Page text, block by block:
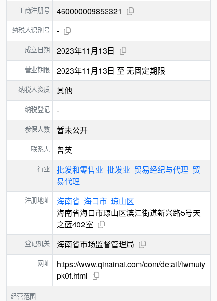
工商注册号 460000009853321
纳税人识别号 -
成立日期 2023年11月13日
营业期限 2023年11月13日 至 无固定期限
纳税人资质 其他
纳税登记 -
参保人数 暂未公开
联系人 曾英
行业 批发和零售业 批发业 贸易经纪与代理 贸
易代理
注册地址 海南省 海口市 琼山区
海南省海口市琼山区滨江街道新兴路5号天
之蓝402室
登记机关 海南省市场监督管理局
网址
https://www.qinainai.com/com/detail/iwmuiy
pk0f.html
经营范围